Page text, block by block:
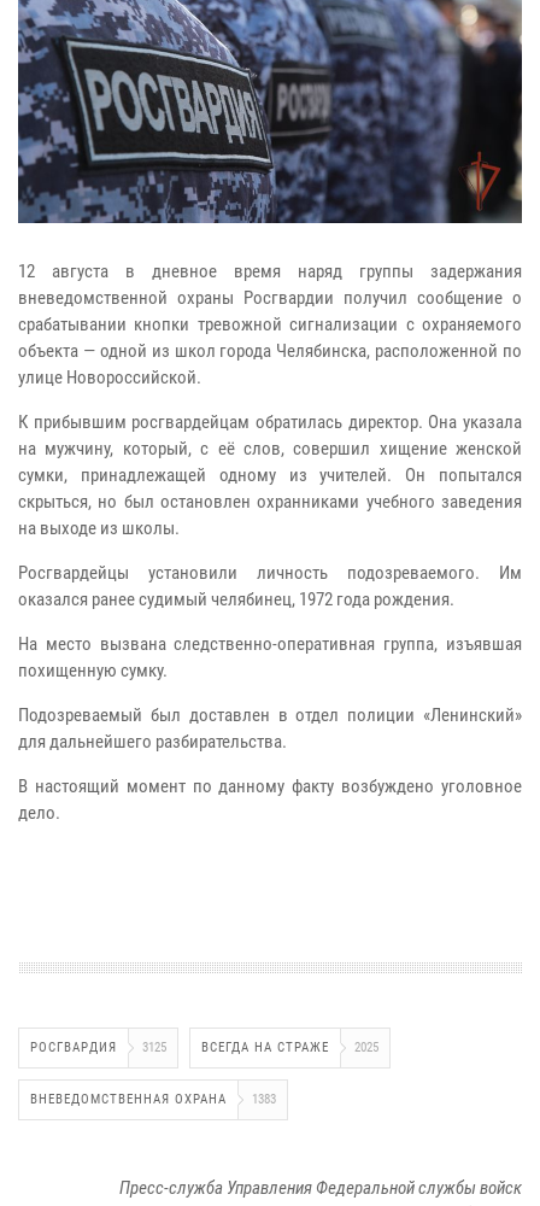
12 августа в дневное время наряд группы задержания
вневедомственной охраны Росгвардии получил сообщение о
срабатывании кнопки тревожной сигнализации с охраняемого
объекта — одной из школ города Челябинска, расположенной по
улице Новороссийской.
К прибывшим росгвардейцам обратилась директор. Она указала
на мужчину, который, с её слов, совершил хищение женской
сумки, принадлежащей одному из учителей. Он попытался
скрыться, но был остановлен охранниками учебного заведения
на выходе из школы.
Росгвардейцы установили личность подозреваемого. Им
оказался ранее судимый челябинец, 1972 года рождения.
На место вызвана следственно-оперативная группа, изъявшая
похищенную сумку.
Подозреваемый был доставлен в отдел полиции «Ленинский»
для дальнейшего разбирательства.
В настоящий момент по данному факту возбуждено уголовное
дело.
РОСГВАРДИЯ 3125 ВСЕГДА НА СТРАЖЕ 2025
ВНЕВЕДОМСТВЕННАЯ ОХРАНА 1383
Пресс-служба Управления Федеральной службы войск